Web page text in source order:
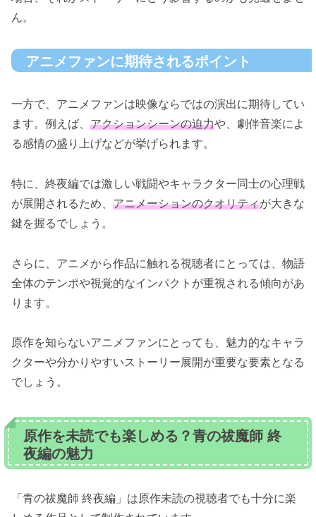
ん。
アニメファンに期待されるポイント
一方で、アニメファンは映像ならではの演出に期待してい
ます。例えば、 アクションシーンの迫力や、劇伴音楽によ
る感情の盛り上げなどが挙げられます。
特に、終夜編では激しい戦闘やキャラクター同士の心理戦
が展開されるため、 アニメーションのクオリティが大きな
鍵を握るでしょう。
さらに、アニメから作品に触れる視聴者にとっては、物語
全体のテンポや視覚的なインパクトが重視される傾向があ
ります。
原作を知らないアニメファンにとっても、魅力的なキャラ
クターや分かりやすいストーリー展開が重要な要素となる
でしょう。
原作を未読でも楽しめる？青の祓魔師 終
夜編の魅力
「青の祓魔師 終夜編」は原作未読の視聴者でも十分に楽